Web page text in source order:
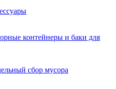
контейнеры и баки для
сбор мусора